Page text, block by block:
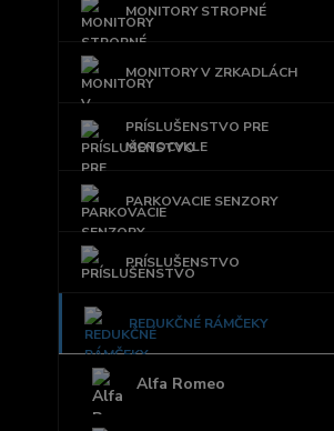
MONITORY STROPNÉ
MONITORY V ZRKADLÁCH
PRÍSLUŠENSTVO PRE
MOTOCYKLE
PARKOVACIE SENZORY
PRÍSLUŠENSTVO
REDUKČNÉ RÁMČEKY
Alfa Romeo